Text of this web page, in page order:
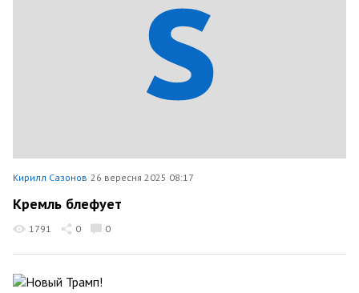
Кирилл Сазонов 26 вересня 2025 08:17
Кремль блефует
1791 0 0